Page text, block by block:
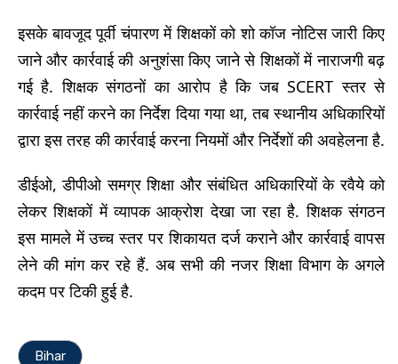
इसके बावजूद पूर्वी चंपारण में शिक्षकों को शो कॉज नोटिस जारी किए
जाने और कार्रवाई की अनुशंसा किए जाने से शिक्षकों में नाराजगी बढ़
गई है. शिक्षक संगठनों का आरोप है कि जब SCERT स्तर से
कार्रवाई नहीं करने का निर्देश दिया गया था, तब स्थानीय अधिकारियों
द्वारा इस तरह की कार्रवाई करना नियमों और निर्देशों की अवहेलना है.
डीईओ, डीपीओ समग्र शिक्षा और संबंधित अधिकारियों के रवैये को
लेकर शिक्षकों में व्यापक आक्रोश देखा जा रहा है. शिक्षक संगठन
इस मामले में उच्च स्तर पर शिकायत दर्ज कराने और कार्रवाई वापस
लेने की मांग कर रहे हैं. अब सभी की नजर शिक्षा विभाग के अगले
कदम पर टिकी हुई है.
Bihar